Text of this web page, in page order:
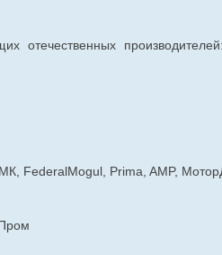
отечественных
FederalMogul, Prima, AMP,